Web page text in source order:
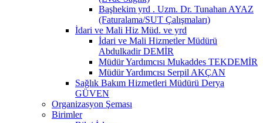
Başhekim yrd . Uzm. Dr. Tunahan AYAZ
(Faturalama/SUT Çalışmaları)
İdari ve Mali Hiz Müd. ve yrd
İdari ve Mali Hizmetler Müdürü
Abdulkadir DEMİR
Müdür Yardımcısı Mukaddes TEKDEMİR
Müdür Yardımcısı Serpil AKÇAN
Sağlık Bakım Hizmetleri Müdürü Derya
GÜVEN
Organizasyon Şeması
Birimler